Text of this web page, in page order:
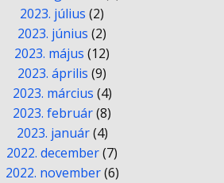
2023. július (2)
2023. június (2)
2023. május (12)
2023. április (9)
2023. március (4)
2023. február(8)
2023. január(4)
2022. december(7)
2022. november(6)